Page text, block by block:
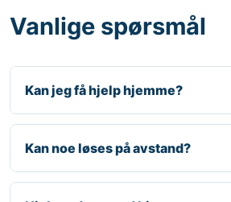
Vanlige spørsmål
Kan jeg få hjelp hjemme?
Kan noe løses på avstand?